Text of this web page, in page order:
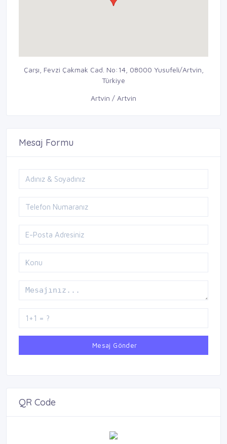
Çarşı, Fevzi Çakmak Cad. No:14, 08000 Yusufeli/Artvin,
Türkiye
Artvin / Artvin
Mesaj Formu
Mesaj Gönder
QR Code